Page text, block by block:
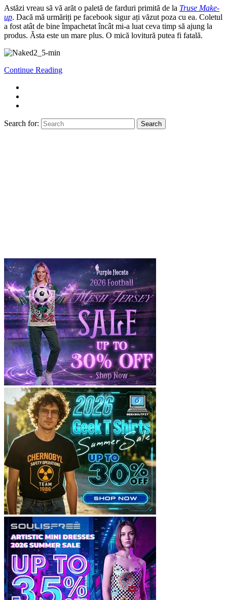
Astăzi vreau să vă arăt o paletă de farduri primită de la Truse Make-
up. Dacă mă urmăriți pe facebook sigur ați văzut poza cu ea. Coletul
a fost atât de bine împachetat încât mi-a luat ceva timp să ajung la
produs. Ăsta este un mare plus. O mică lovitură putea fi fatală.
Continue Reading
Search for: Search